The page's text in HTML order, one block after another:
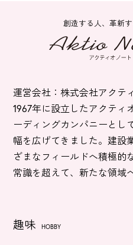
創造する人、革新
運営会社：株式会社アクテ
1967年に設立したアクティ
ーディングカンパニーとし
幅を広げてきました。建設
ざまなフィールドへ積極的
常識を超えて、新たな領域へ
趣味 HOBBY